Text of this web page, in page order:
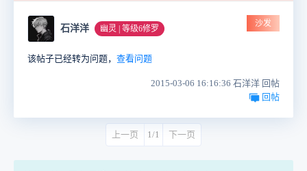
石洋洋 幽灵 | 等级6修罗
沙发
该帖子已经转为问题， 查看问题
2015-03-06 16:16:36 石洋洋 回帖
回帖
上一页 1/1 下一页